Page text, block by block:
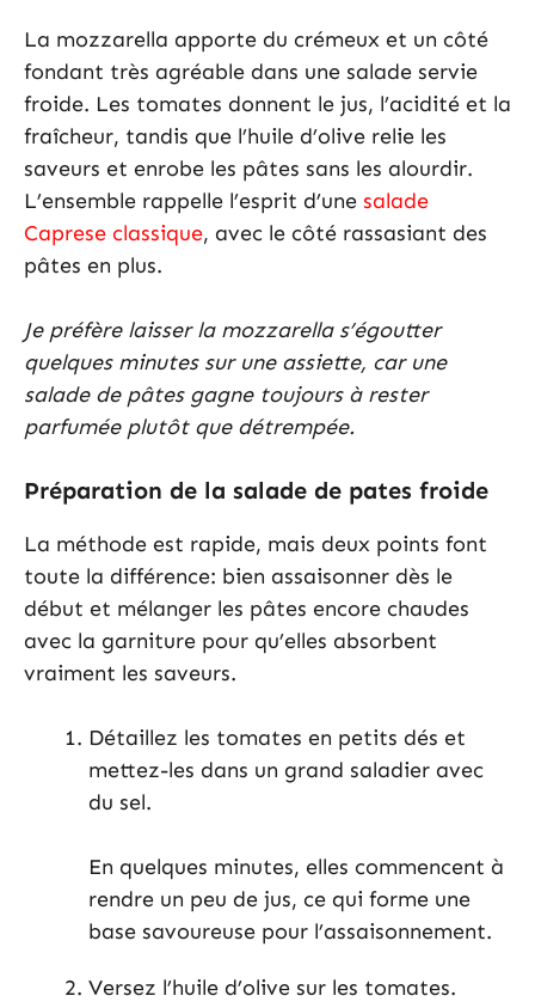
La mozzarella apporte du crémeux et un côté
fondant très agréable dans une salade servie
froide. Les tomates donnent le jus, l’acidité et la
fraîcheur, tandis que l’huile d’olive relie les
saveurs et enrobe les pâtes sans les alourdir.
L’ensemble rappelle l’esprit d’une salade
Caprese classique, avec le côté rassasiant des
pâtes en plus.
Je préfère laisser la mozzarella s’égoutter
quelques minutes sur une assiette, car une
salade de pâtes gagne toujours à rester
parfumée plutôt que détrempée.
Préparation de la salade de pates froide
La méthode est rapide, mais deux points font
toute la différence: bien assaisonner dès le
début et mélanger les pâtes encore chaudes
avec la garniture pour qu’elles absorbent
vraiment les saveurs.
Détaillez les tomates en petits dés et
mettez-les dans un grand saladier avec
du sel.
En quelques minutes, elles commencent à
rendre un peu de jus, ce qui forme une
base savoureuse pour l’assaisonnement.
Versez l’huile d’olive sur les tomates.